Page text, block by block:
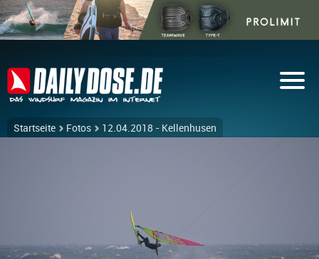
Startseite Fotos 12.04.2018 - Kellenhusen